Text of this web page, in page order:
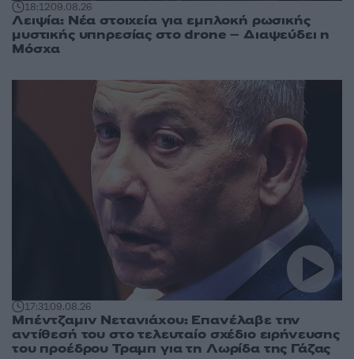
18:1209.08.26
Λειψία: Νέα στοιχεία για εμπλοκή ρωσικής
μυστικής υπηρεσίας στο drone – Διαψεύδει η
Μόσχα
17:3109.08.26
Μπέντζαμιν Νετανιάχου: Επανέλαβε την
αντίθεσή του στο τελευταίο σχέδιο ειρήνευσης
του προέδρου Τραμπ για τη Λωρίδα της Γάζας